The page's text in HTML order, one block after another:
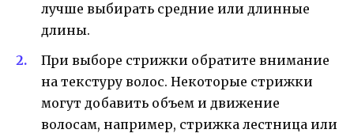
лучше выбирать средние или длинные
длины.
При выборе стрижки обратите внимание
на текстуру волос. Некоторые стрижки
могут добавить объем и движение
волосам, например, стрижка лестница или